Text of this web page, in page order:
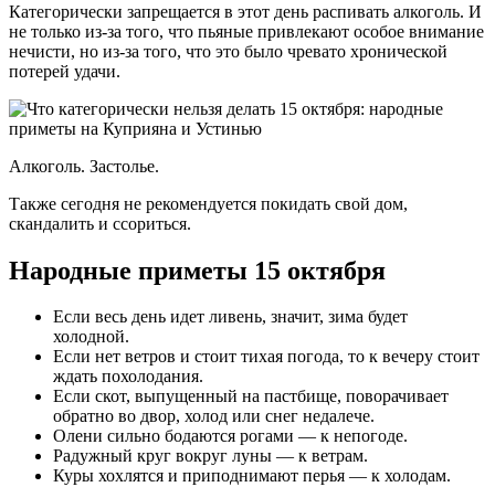
Категорически запрещается в этот день распивать алкоголь. И
не только из-за того, что пьяные привлекают особое внимание
нечисти, но из-за того, что это было чревато хронической
потерей удачи.
Алкоголь. Застолье.
Также сегодня не рекомендуется покидать свой дом,
скандалить и ссориться.
Народные приметы 15 октября
Если весь день идет ливень, значит, зима будет
холодной.
Если нет ветров и стоит тихая погода, то к вечеру стоит
ждать похолодания.
Если скот, выпущенный на пастбище, поворачивает
обратно во двор, холод или снег недалече.
Олени сильно бодаются рогами — к непогоде.
Радужный круг вокруг луны — к ветрам.
Куры хохлятся и приподнимают перья — к холодам.